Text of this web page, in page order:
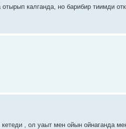
калганда, но барибир тиимди
, ол уаыт мен ойын ойнаганда